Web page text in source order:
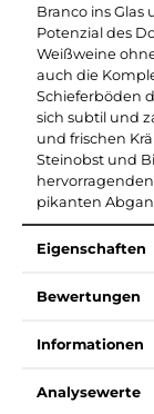
Branco ins Glas
Potenzial des
Weißweine
auch die
Schieferböden
sich subtil und
und frischen
Steinobst und
pikanten
Eigenschaften
Bewertungen
Informationen
Analysewerte